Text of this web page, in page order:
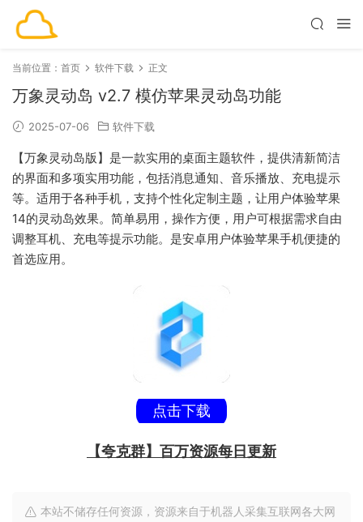
当前位置： 首页 软件下载 正文
万象灵动岛 v2.7 模仿苹果灵动岛功能
2025-07-06 软件下载
【万象灵动岛版】是一款实用的桌面主题软件，提供清新简洁
的界面和多项实用功能，包括消息通知、音乐播放、充电提示
等。适用于各种手机，支持个性化定制主题，让用户体验苹果
14的灵动岛效果。简单易用，操作方便，用户可根据需求自由
调整耳机、充电等提示功能。是安卓用户体验苹果手机便捷的
首选应用。
点击下载
【夸克群】百万资源每日更新
本站不储存任何资源，资源来自于机器人采集互联网各大网